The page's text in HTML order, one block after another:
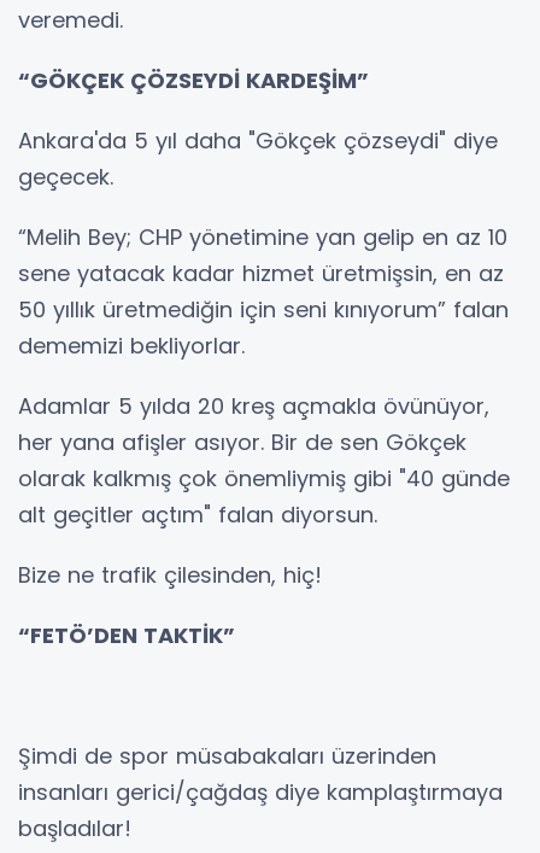
veremedi.
“GÖKÇEK ÇÖZSEYDİ KARDEŞİM”
Ankara'da 5 yıl daha "Gökçek çözseydi" diye
geçecek.
“Melih Bey; CHP yönetimine yan gelip en az 10
sene yatacak kadar hizmet üretmişsin, en az
50 yıllık üretmediğin için seni kınıyorum” falan
dememizi bekliyorlar.
Adamlar 5 yılda 20 kreş açmakla övünüyor,
her yana afişler asıyor. Bir de sen Gökçek
olarak kalkmış çok önemliymiş gibi "40 günde
alt geçitler açtım" falan diyorsun.
Bize ne trafik çilesinden, hiç!
“FETÖ’DEN TAKTİK”
Şimdi de spor müsabakaları üzerinden
insanları gerici/çağdaş diye kamplaştırmaya
başladılar!